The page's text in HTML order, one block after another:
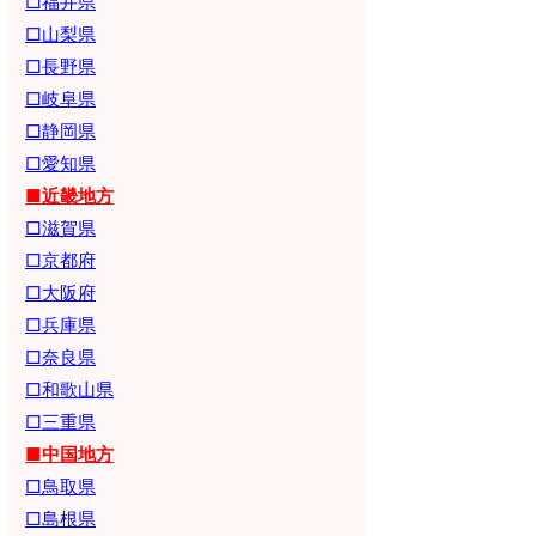
□山梨県
□長野県
□岐阜県
□静岡県
□愛知県
■近畿地方
□滋賀県
□京都府
□大阪府
□兵庫県
□奈良県
□和歌山県
□三重県
■中国地方
□鳥取県
□島根県